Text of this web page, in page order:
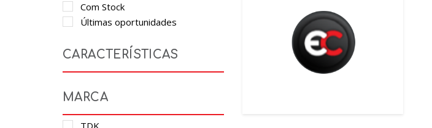
Com Stock
Últimas oportunidades
CARACTERÍSTICAS
MARCA
TDK